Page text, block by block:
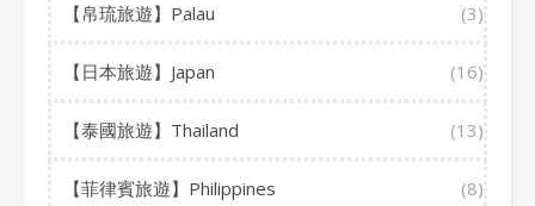
【帛琉旅遊】Palau (3)
【日本旅遊】Japan (16)
【泰國旅遊】Thailand (13)
【菲律賓旅遊】Philippines (8)